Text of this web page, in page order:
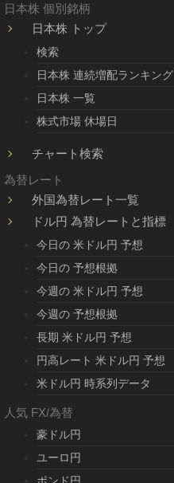
日本株 個別銘柄
日本株 トップ
検索
日本株 連続増配ランキング
日本株 一覧
株式市場 休場日
チャート検索
為替レート
外国為替レート一覧
ドル円 為替レートと指標
今日の 米ドル円 予想
今日の 予想根拠
今週の 米ドル円 予想
今週の 予想根拠
長期 米ドル円 予想
円高レート 米ドル円 予想
米ドル円 時系列データ
人気 FX/為替
豪ドル円
ユーロ円
ポンド円